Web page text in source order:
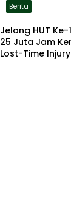
Berita
Jelang HUT Ke-
25 Juta Jam
Lost-Time Injury